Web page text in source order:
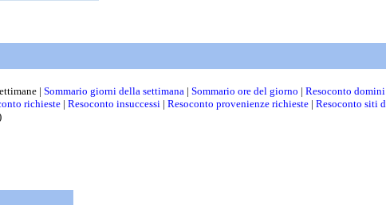
| Sommario giorni della settimana | Sommario ore del giorno | Resoconto domini
richieste | Resoconto insuccessi | Resoconto provenienze richieste | Resoconto siti